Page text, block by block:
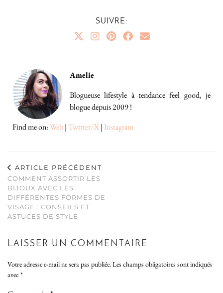
SUIVRE:
Amelie
Blogueuse lifestyle à tendance feel good, je
blogue depuis 2009 !
Find me on:Web|Twitter/X| Instagram
ARTICLE PRÉCÉDENT
COMMENT ASSORTIR LES
BIJOUX AVEC LES
DIFFÉRENTES FORMES DE
VISAGE : CONSEILS ET
ASTUCES DE STYLE
LAISSER UN COMMENTAIRE
Votre adresse e-mail ne sera pas publiée.Les champs obligatoires sont indiqués
avec *